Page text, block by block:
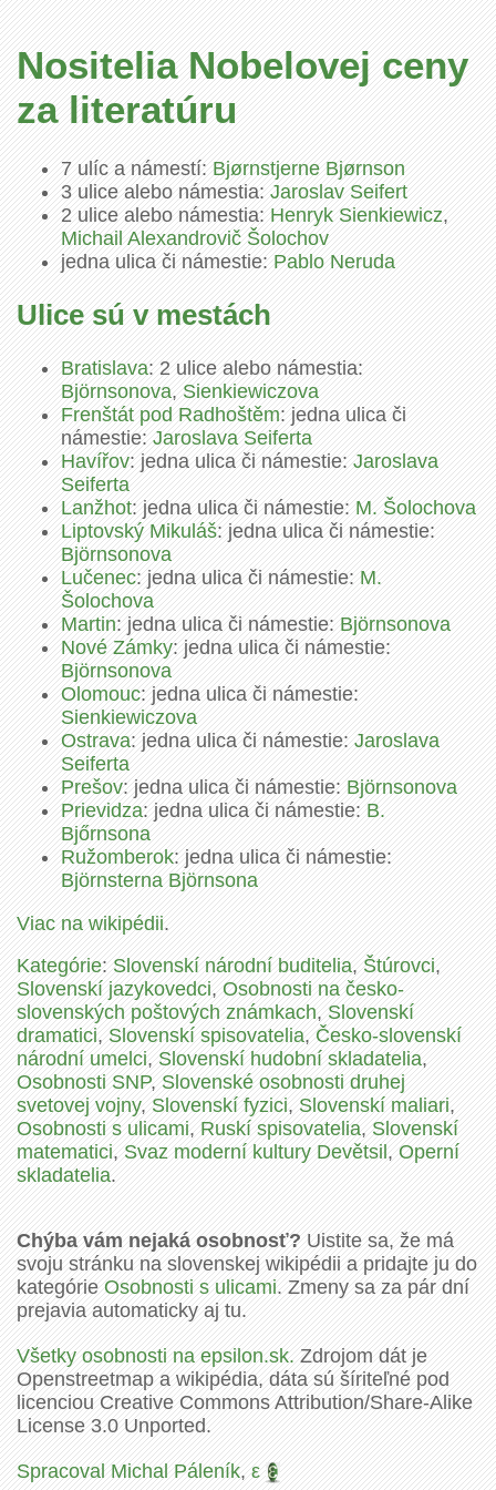
Nositelia Nobelovej ceny
za literatúru
7 ulíc a námestí:Bjørnstjerne Bjørnson
3 ulice alebo námestia:Jaroslav Seifert
2 ulice alebo námestia:Henryk Sienkiewicz,
Michail Alexandrovič Šolochov
jedna ulica či námestie:Pablo Neruda
Ulice sú v mestách
Bratislava: 2 ulice alebo námestia:
Björnsonova,Sienkiewiczova
Frenštát pod Radhoštěm: jedna ulica či
námestie:Jaroslava Seiferta
Havířov: jedna ulica či námestie:Jaroslava
Seiferta
Lanžhot: jedna ulica či námestie:M. Šolochova
Liptovský Mikuláš: jedna ulica či námestie:
Björnsonova
Lučenec: jedna ulica či námestie:M.
Šolochova
Martin: jedna ulica či námestie:Björnsonova
Nové Zámky: jedna ulica či námestie:
Björnsonova
Olomouc: jedna ulica či námestie:
Sienkiewiczova
Ostrava: jedna ulica či námestie:Jaroslava
Seiferta
Prešov: jedna ulica či námestie:Björnsonova
Prievidza: jedna ulica či námestie:B.
Bjőrnsona
Ružomberok: jedna ulica či námestie:
Björnsterna Björnsona
Viac na wikipédii.
Kategórie:Slovenskí národní buditelia,Štúrovci,
Slovenskí jazykovedci,Osobnosti na česko-
slovenských poštových známkach,Slovenskí
dramatici,Slovenskí spisovatelia,Česko-slovenskí
národní umelci,Slovenskí hudobní skladatelia,
Osobnosti SNP,Slovenské osobnosti druhej
svetovej vojny,Slovenskí fyzici,Slovenskí maliari,
Osobnosti s ulicami,Ruskí spisovatelia,Slovenskí
matematici,Svaz moderní kultury Devětsil,Operní
skladatelia.
Chýba vám nejaká osobnosť?Uistite sa, že má
svoju stránku na slovenskej wikipédii a pridajte ju do
kategórieOsobnosti s ulicami. Zmeny sa za pár dní
prejavia automaticky aj tu.
Všetky osobnosti na epsilon.sk.Zdrojom dát je
Openstreetmap a wikipédia, dáta sú šíriteľné pod
licenciou Creative Commons Attribution/Share-Alike
License 3.0 Unported.
Spracoval Michal Páleník,ε